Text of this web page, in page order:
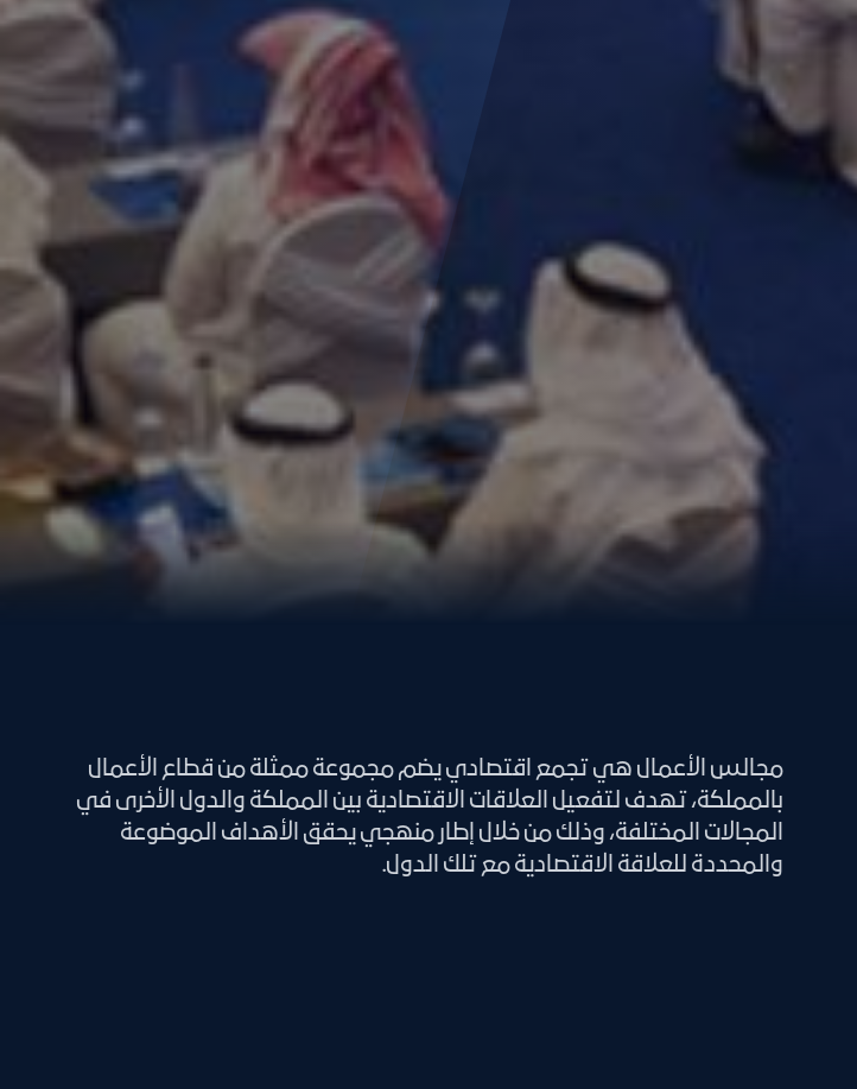
مجالس الأعمال هي تجمع اقتصادي يضم مجموعة ممثلة من قطاع الأعمال
بالمملكة، تهدف لتفعيل العلاقات الاقتصادية بين المملكة والدول الأخرى في
المجالات المختلفة، وذلك من خلال إطار منهجي يحقق الأهداف الموضوعة
والمحددة للعلاقة الاقتصادية مع تلك الدول.